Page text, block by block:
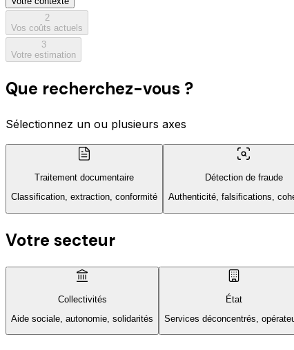
2
Vos coûts actuels
3
Votre estimation
Que recherchez-vous ?
Sélectionnez un ou plusieurs axes
Traitement documentaire
Classification, extraction, conformité
Détection de fraude
Authenticité, falsifications,
Votre secteur
Collectivités
Aide sociale, autonomie, solidarités
État
Services déconcentrés,